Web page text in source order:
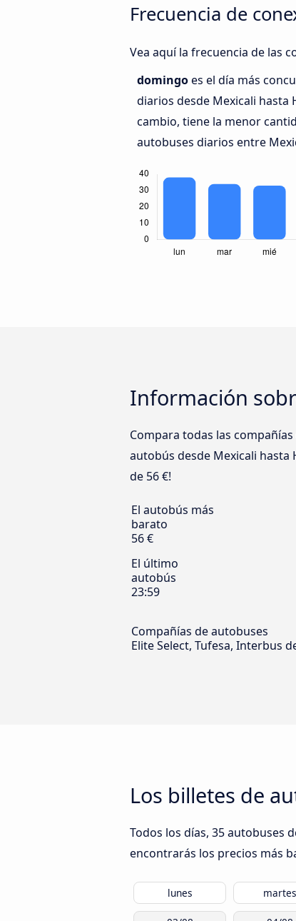
Frecuencia de
Vea aquí la frecuencia de las
domingoes el día más
diarios desde Mexicali hasta
cambio, tiene la menor
autobuses diarios entre
Información
Compara todas las
autobús desde Mexicali hasta
de 56 €!
El autobús más
barato
56 €
El último
autobús
23:59
Compañías de autobuses
Elite Select, Tufesa, Interbus
Los billetes de
Todos los días, 35 autobuses
encontrarás los precios más
lunes martes